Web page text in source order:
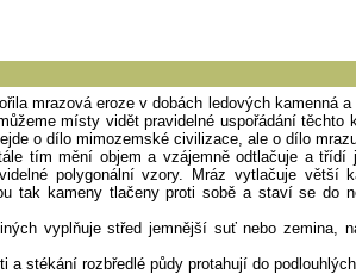
mrazová eroze v dobách ledových kamenná a
místy vidět pravidelné uspořádání těchto
o dílo mimozemské civilizace, ale o dílo
tím mění objem a vzájemně odtlačuje a třídí
polygonální vzory. Mráz vytlačuje větší
tak kameny tlačeny proti sobě a staví se do
vyplňuje střed jemnější suť nebo zemina,
stékání rozbředlé půdy protahují do podlouhlých